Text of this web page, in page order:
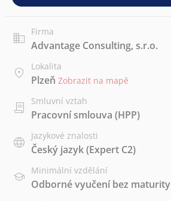
Firma
Advantage Consulting, s.r.o.
Lokalita
Plzeň Zobrazit na mapě
Smluvní vztah
Pracovní smlouva (HPP)
Jazykové znalosti
Český jazyk(Expert C2)
Minimální vzdělání
Odborné vyučení bez maturity